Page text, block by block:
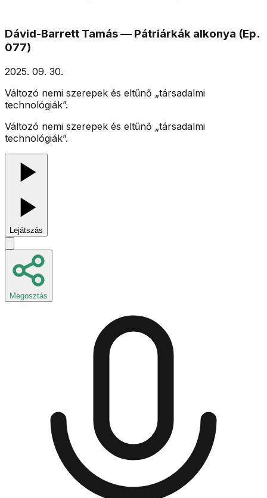
Dávid-Barrett Tamás — Pátriárkák alkonya (Ep.
077)
2025. 09. 30.
Változó nemi szerepek és eltűnő „társadalmi
technológiák”.
Változó nemi szerepek és eltűnő „társadalmi
technológiák”.
Lejátszás
Megosztás